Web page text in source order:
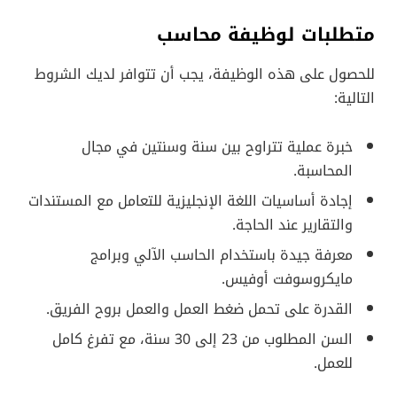
متطلبات لوظيفة محاسب
للحصول على هذه الوظيفة، يجب أن تتوافر لديك الشروط
التالية:
خبرة عملية تتراوح بين سنة وسنتين في مجال
المحاسبة.
إجادة أساسيات اللغة الإنجليزية للتعامل مع المستندات
والتقارير عند الحاجة.
معرفة جيدة باستخدام الحاسب الآلي وبرامج
مايكروسوفت أوفيس.
القدرة على تحمل ضغط العمل والعمل بروح الفريق.
السن المطلوب من 23 إلى 30 سنة، مع تفرغ كامل
للعمل.